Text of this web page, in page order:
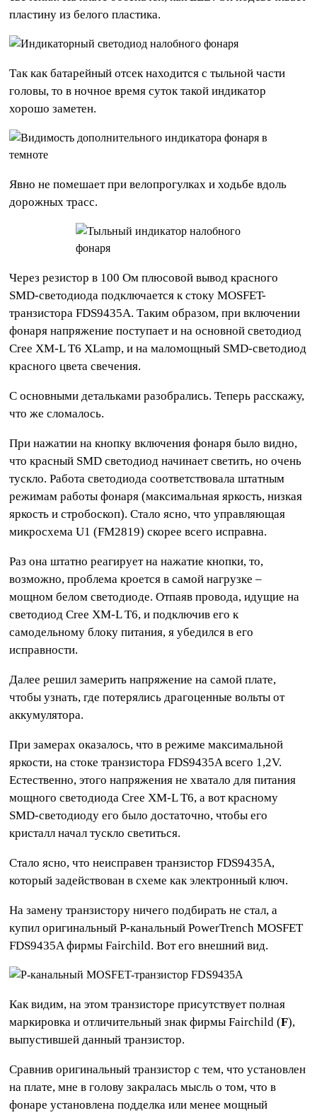
пластину из белого пластика.
Так как батарейный отсек находится с тыльной части
головы, то в ночное время суток такой индикатор
хорошо заметен.
Явно не помешает при велопрогулках и ходьбе вдоль
дорожных трасс.
Через резистор в 100 Ом плюсовой вывод красного
SMD-светодиода подключается к стоку MOSFET-
транзистора FDS9435A. Таким образом, при включении
фонаря напряжение поступает и на основной светодиод
Cree XM-L T6 XLamp, и на маломощный SMD-светодиод
красного цвета свечения.
С основными детальками разобрались. Теперь расскажу,
что же сломалось.
При нажатии на кнопку включения фонаря было видно,
что красный SMD светодиод начинает светить, но очень
тускло. Работа светодиода соответствовала штатным
режимам работы фонаря (максимальная яркость, низкая
яркость и стробоскоп). Стало ясно, что управляющая
микросхема U1 (FM2819) скорее всего исправна.
Раз она штатно реагирует на нажатие кнопки, то,
возможно, проблема кроется в самой нагрузке –
мощном белом светодиоде. Отпаяв провода, идущие на
светодиод Cree XM-L T6, и подключив его к
самодельному блоку питания, я убедился в его
исправности.
Далее решил замерить напряжение на самой плате,
чтобы узнать, где потерялись драгоценные вольты от
аккумулятора.
При замерах оказалось, что в режиме максимальной
яркости, на стоке транзистора FDS9435A всего 1,2V.
Естественно, этого напряжения не хватало для питания
мощного светодиода Cree XM-L T6, а вот красному
SMD-светодиоду его было достаточно, чтобы его
кристалл начал тускло светиться.
Стало ясно, что неисправен транзистор FDS9435A,
который задействован в схеме как электронный ключ.
На замену транзистору ничего подбирать не стал, а
купил оригинальный P-канальный PowerTrench MOSFET
FDS9435A фирмы Fairchild. Вот его внешний вид.
Как видим, на этом транзисторе присутствует полная
маркировка и отличительный знак фирмы Fairchild (F),
выпустившей данный транзистор.
Сравнив оригинальный транзистор с тем, что установлен
на плате, мне в голову закралась мысль о том, что в
фонаре установлена подделка или менее мощный